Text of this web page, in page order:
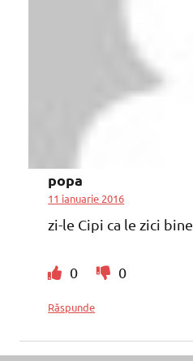
popa
11 ianuarie 2016
zi-le Cipi ca le zici bine
0 0
Răspunde